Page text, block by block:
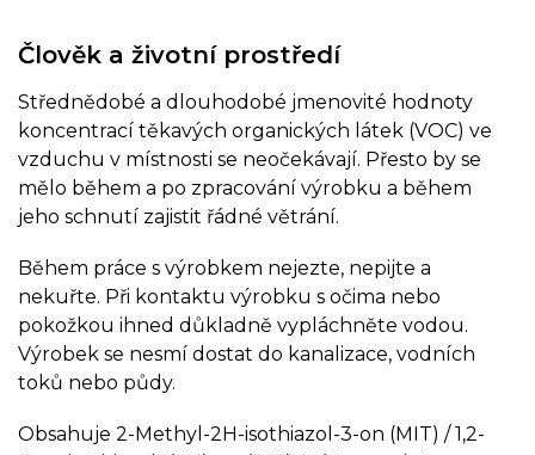
Člověk a životní prostředí
Střednědobé a dlouhodobé jmenovité hodnoty
koncentrací těkavých organických látek (VOC) ve
vzduchu v místnosti se neočekávají. Přesto by se
mělo během a po zpracování výrobku a během
jeho schnutí zajistit řádné větrání.
Během práce s výrobkem nejezte, nepijte a
nekuřte. Při kontaktu výrobku s očima nebo
pokožkou ihned důkladně vypláchněte vodou.
Výrobek se nesmí dostat do kanalizace, vodních
toků nebo půdy.
Obsahuje 2-Methyl-2H-isothiazol-3-on (MIT) / 1,2-